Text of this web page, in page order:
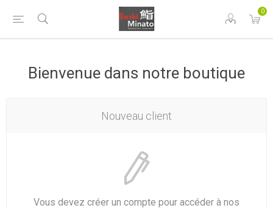
0
Bienvenue dans notre boutique
Nouveau client
Vous devez créer un compte pour accéder à nos